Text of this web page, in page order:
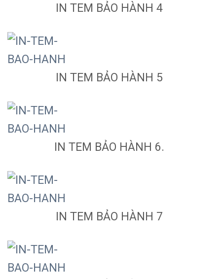
IN TEM BẢO HÀNH 4
IN TEM BẢO HÀNH 5
IN TEM BẢO HÀNH 6.
IN TEM BẢO HÀNH 7